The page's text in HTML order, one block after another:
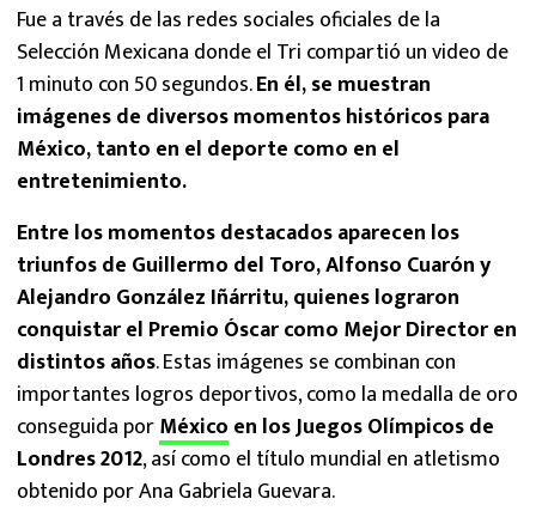
Fue a través de las redes sociales oficiales de la
Selección Mexicana donde el Tri compartió un video de
1 minuto con 50 segundos.En él, se muestran
imágenes de diversos momentos históricos para
México, tanto en el deporte como en el
entretenimiento.
Entre los momentos destacados aparecen los
triunfos de Guillermo del Toro, Alfonso Cuarón y
Alejandro González Iñárritu, quienes lograron
conquistar el Premio Óscar como Mejor Director en
distintos años. Estas imágenes se combinan con
importantes logros deportivos, como la medalla de oro
conseguida porMéxico en los Juegos Olímpicos de
Londres 2012, así como el título mundial en atletismo
obtenido por Ana Gabriela Guevara.